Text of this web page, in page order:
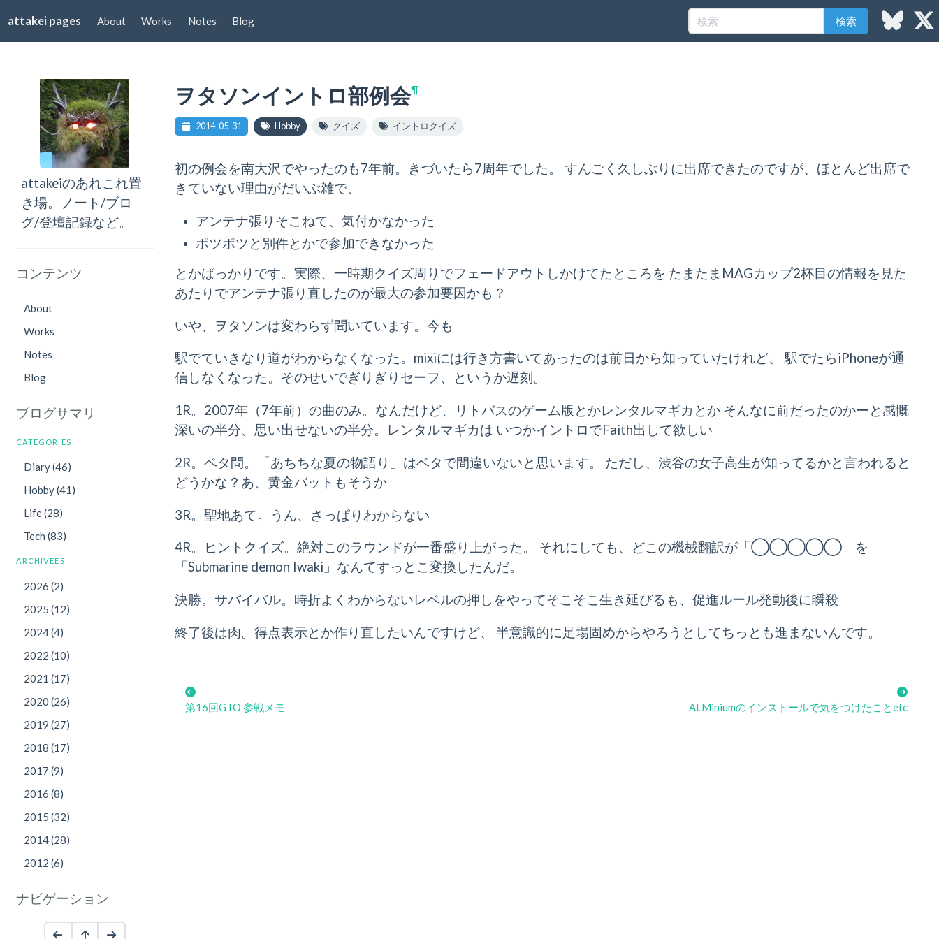
attakei pages About Works Notes Blog 検索
attakeiのあれこれ置
き場。ノート/ブロ
グ/登壇記録など。
コンテンツ
About
Works
Notes
Blog
ブログサマリ
CATEGORIES
Diary (46)
Hobby (41)
Life (28)
Tech (83)
ARCHIVEES
2026 (2)
2025 (12)
2024 (4)
2022 (10)
2021 (17)
2020 (26)
2019 (27)
2018 (17)
2017 (9)
2016 (8)
2015 (32)
2014 (28)
2012 (6)
ナビゲーション
ヲタソンイントロ部例会¶
2014-05-31 Hobby クイズ イントロクイズ
初の例会を南大沢でやったのも7年前。きづいたら7周年でした。 すんごく久しぶりに出席できたのですが、ほとんど出席で
きていない理由がだいぶ雑で、
アンテナ張りそこねて、気付かなかった
ポツポツと別件とかで参加できなかった
とかばっかりです。実際、一時期クイズ周りでフェードアウトしかけてたところを たまたまMAGカップ2杯目の情報を見た
あたりでアンテナ張り直したのが最大の参加要因かも？
いや、ヲタソンは変わらず聞いています。今も
駅でていきなり道がわからなくなった。mixiには行き方書いてあったのは前日から知っていたけれど、 駅でたらiPhoneが通
信しなくなった。そのせいでぎりぎりセーフ、というか遅刻。
1R。2007年（7年前）の曲のみ。なんだけど、リトバスのゲーム版とかレンタルマギカとか そんなに前だったのかーと感慨
深いの半分、思い出せないの半分。レンタルマギカは いつかイントロでFaith出して欲しい
2R。ベタ問。「あちちな夏の物語り」はベタで間違いないと思います。 ただし、渋谷の女子高生が知ってるかと言われると
どうかな？あ、黄金バットもそうか
3R。聖地あて。うん、さっぱりわからない
4R。ヒントクイズ。絶対このラウンドが一番盛り上がった。 それにしても、どこの機械翻訳が「◯◯◯◯◯」を
「Submarine demon Iwaki」なんてすっとこ変換したんだ。
決勝。サバイバル。時折よくわからないレベルの押しをやってそこそこ生き延びるも、促進ルール発動後に瞬殺
終了後は肉。得点表示とか作り直したいんですけど、 半意識的に足場固めからやろうとしてちっとも進まないんです。
第16回GTO 参戦メモ ALMiniumのインストールで気をつけたことetc